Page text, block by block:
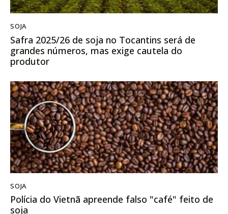
SOJA
Safra 2025/26 de soja no Tocantins será de
grandes números, mas exige cautela do
produtor
SOJA
Polícia do Vietnã apreende falso "café" feito de
soja